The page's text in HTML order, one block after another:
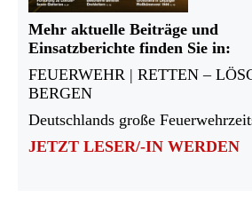
Mehr aktuelle Beiträge und
Einsatzberichte finden Sie in:
FEUERWEHR | RETTEN –
BERGEN
Deutschlands große
JETZT LESER/-IN WERDEN